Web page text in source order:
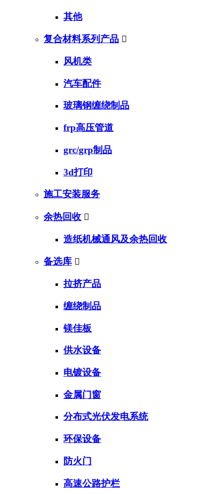
其他
复合材料系列产品 
风机类
汽车配件
玻璃钢缠绕制品
frp高压管道
grc/grp制品
3d打印
施工安装服务
余热回收 
造纸机械通风及余热回收
备选库 
拉挤产品
缠绕制品
镁佳板
供水设备
电镀设备
金属门窗
分布式光伏发电系统
环保设备
防火门
高速公路护栏